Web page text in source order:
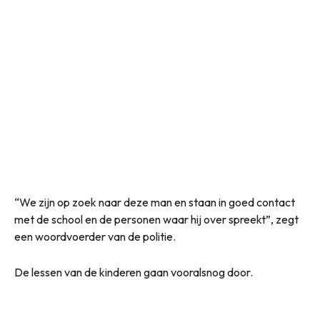
“We zijn op zoek naar deze man en staan in goed contact
met de school en de personen waar hij over spreekt”, zegt
een woordvoerder van de politie.
De lessen van de kinderen gaan vooralsnog door.